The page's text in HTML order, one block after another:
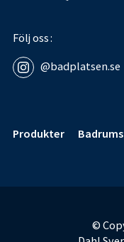
Följ oss
@badplatsen.se
Produkter
©